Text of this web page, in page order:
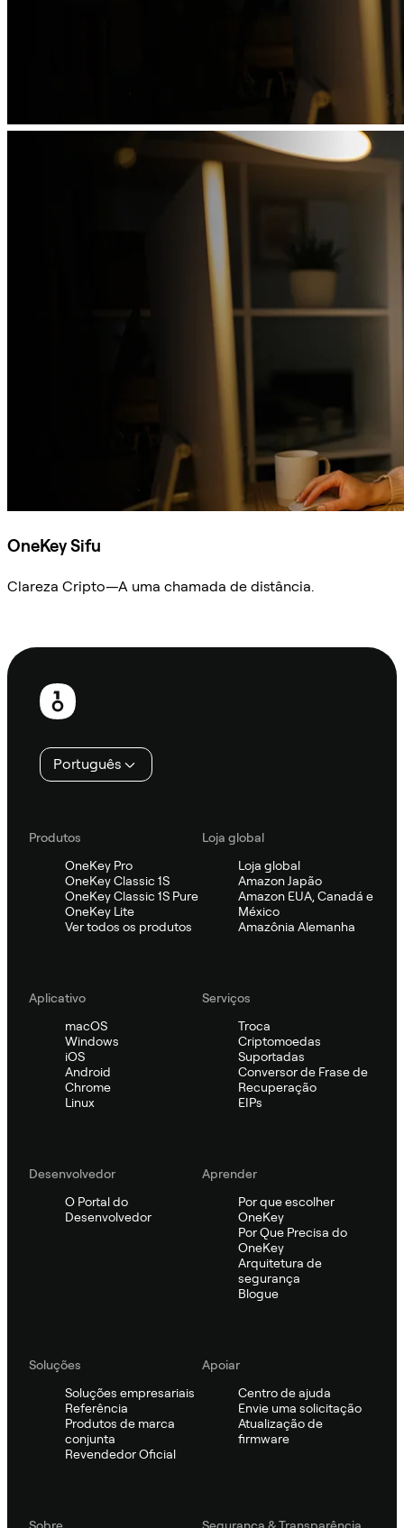
OneKey Sifu
Clareza Cripto—A uma chamada de distância.
Rodapé
Português
Produtos
OneKey Pro
OneKey Classic 1S
OneKey Classic 1S Pure
OneKey Lite
Ver todos os produtos
Loja global
Loja global
Amazon Japão
Amazon EUA, Canadá e
México
Amazônia Alemanha
Aplicativo
macOS
Windows
iOS
Android
Chrome
Linux
Serviços
Troca
Criptomoedas
Suportadas
Conversor de Frase de
Recuperação
EIPs
Desenvolvedor
O Portal do
Desenvolvedor
Aprender
Por que escolher
OneKey
Por Que Precisa do
OneKey
Arquitetura de
segurança
Blogue
Soluções
Soluções empresariais
Referência
Produtos de marca
conjunta
Revendedor Oficial
Apoiar
Centro de ajuda
Envie uma solicitação
Atualização de
firmware